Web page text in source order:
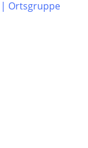
| Ortsgruppe